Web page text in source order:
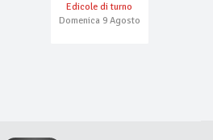
Edicole di turno
Domenica 9 Agosto